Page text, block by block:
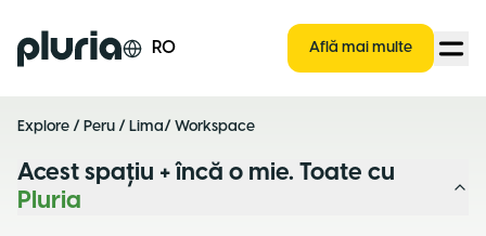
Logo Pluria RO Află mai multe
Explore / Peru / Lima/ Workspace
Acest spațiu + încă o mie. Toate cu
Pluria